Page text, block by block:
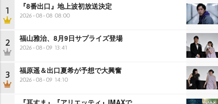
1 『8番出口』地上波初放送決定
2026-08-08 08:00
2 福山雅治、8月9日サプライズ登場
2026-08-09 13:41
3 福原遥＆出口夏希が予想で大興奮
2026-08-09 14:10
『耳すま』『アリエッティ』IMAXで